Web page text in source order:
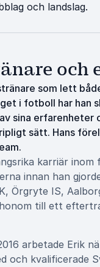
och landslag.
och
som lett
i fotboll har han
sina
sätt. Hans
karriär
innan han
Örgryte IS,
till ett
arbetade Erik
och kvalificerade